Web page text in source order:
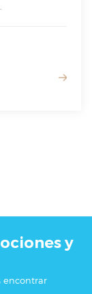
y
encontrar